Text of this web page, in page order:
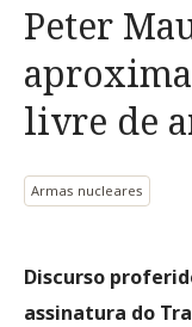
Peter
livre de
Armas nucleares
Discurso
assinatura do